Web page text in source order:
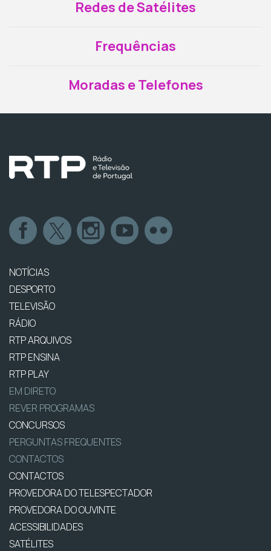
Redes de Satélites
Frequências
Moradas e Telefones
NOTÍCIAS
DESPORTO
TELEVISÃO
RÁDIO
RTP ARQUIVOS
RTP ENSINA
RTP PLAY
EM DIRETO
REVER PROGRAMAS
CONCURSOS
PERGUNTAS FREQUENTES
CONTACTOS
CONTACTOS
PROVEDORA DO TELESPECTADOR
PROVEDORA DO OUVINTE
ACESSIBILIDADES
SATÉLITES